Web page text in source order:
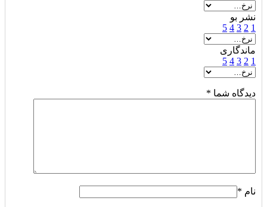
نشر بو
1
2
3
4
5
ماندگاری
1
2
3
4
5
دیدگاه شما *
نام *